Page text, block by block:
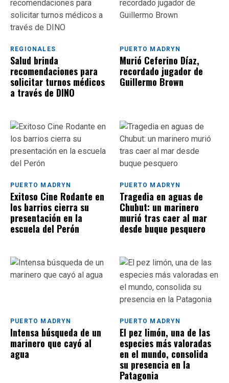
REGIONALES
Salud brinda
recomendaciones para
solicitar turnos médicos
a través de DINO
PUERTO MADRYN
Murió Ceferino Díaz,
recordado jugador de
Guillermo Brown
PUERTO MADRYN
Exitoso Cine Rodante en
los barrios cierra su
presentación en la
escuela del Perón
PUERTO MADRYN
Tragedia en aguas de
Chubut: un marinero
murió tras caer al mar
desde buque pesquero
PUERTO MADRYN
Intensa búsqueda de un
marinero que cayó al
agua
PUERTO MADRYN
El pez limón, una de las
especies más valoradas
en el mundo, consolida
su presencia en la
Patagonia